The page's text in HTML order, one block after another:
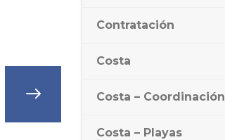
Contratación
Costa
Costa – Coordinación
Costa – Playas